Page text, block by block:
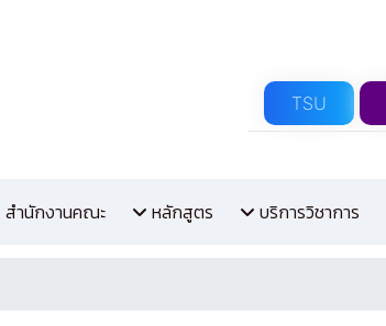
TSU
สำนักงานคณะ หลักสูตร บริการวิชาการ